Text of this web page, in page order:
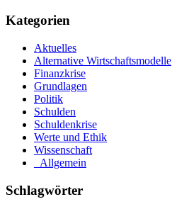
Kategorien
Aktuelles
Alternative Wirtschaftsmodelle
Finanzkrise
Grundlagen
Politik
Schulden
Schuldenkrise
Werte und Ethik
Wissenschaft
_Allgemein
Schlagwörter